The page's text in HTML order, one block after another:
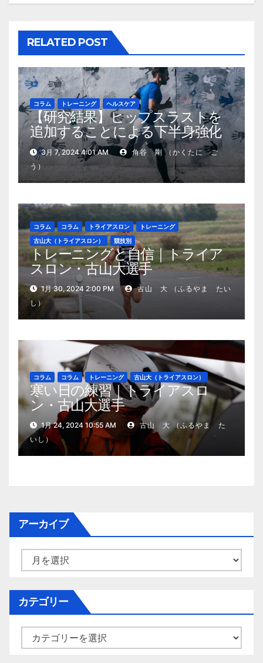
RELATED POST
コラム トレーニング ヘルスケア
【研究結果】ヒップスラストを
追加することによる下半身強化
の効果
3月 7, 2024 4:01 AM
角谷 剛 （かくたに ご
う）
コラム コラム トライアスロン
トレーニング
古山大（トライアスロン）
競技別
トレーニングと自信｜トライア
スロン・古山大選手
1月 30, 2024 2:00 PM
古山 大 （ふるやま たい
し）
コラム コラム トレーニング 古山大（トライアスロン）
寒い日の練習｜トライアスロ
ン・古山大選手
1月 24, 2024 10:55 AM
古山 大 （ふるやま た
いし）
アーカイブ
ー
イ
ブ
カテゴリー
テ